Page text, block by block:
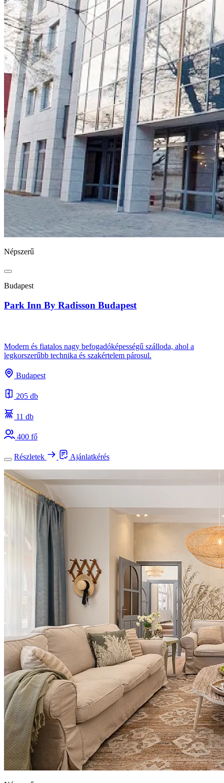
Népszerű
Budapest
Park Inn By Radisson Budapest
Modern és fiatalos nagy befogadóképességű szálloda, ahol a
legkorszerűbb technika és szakértelem párosul.
Budapest
205 db
11 db
400 fő
Részletek Ajánlatkérés